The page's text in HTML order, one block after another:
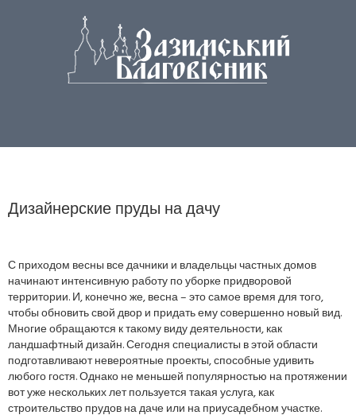
Дизайнерские пруды на дачу
С приходом весны все дачники и владельцы частных домов
начинают интенсивную работу по уборке придворовой
территории. И, конечно же, весна – это самое время для того,
чтобы обновить свой двор и придать ему совершенно новый вид.
Многие обращаются к такому виду деятельности, как
ландшафтный дизайн. Сегодня специалисты в этой области
подготавливают невероятные проекты, способные удивить
любого гостя. Однако не меньшей популярностью на протяжении
вот уже нескольких лет пользуется такая услуга, как
строительство прудов на даче или на приусадебном участке.